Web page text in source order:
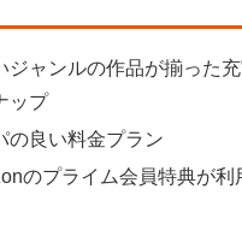
ジャンルの作品が揃った
ップ
の良い料金プラン
のプライム会員特典が利